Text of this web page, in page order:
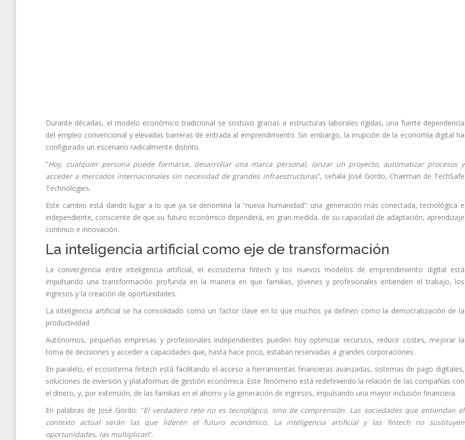
Durante décadas, el modelo económico tradicional se sostuvo gracias a estructuras laborales rígidas, una fuerte dependencia
del empleo convencional y elevadas barreras de entrada al emprendimiento. Sin embargo, la irrupción de la economía digital ha
configurado un escenario radicalmente distinto.
“Hoy, cualquier persona puede formarse, desarrollar una marca personal, lanzar un proyecto, automatizar procesos y
acceder a mercados internacionales sin necesidad de grandes infraestructuras”, señala José Gordo, Chairman de TechSafe
Technologies.
Este cambio está dando lugar a lo que ya se denomina la “nueva humanidad”: una generación más conectada, tecnológica e
independiente, consciente de que su futuro económico dependerá, en gran medida, de su capacidad de adaptación, aprendizaje
continuo e innovación.
La inteligencia artificial como eje de transformación
La convergencia entre inteligencia artificial, el ecosistema fintech y los nuevos modelos de emprendimiento digital está
impulsando una transformación profunda en la manera en que familias, jóvenes y profesionales entienden el trabajo, los
ingresos y la creación de oportunidades.
La inteligencia artificial se ha consolidado como un factor clave en lo que muchos ya definen como la democratización de la
productividad.
Autónomos, pequeñas empresas y profesionales independientes pueden hoy optimizar recursos, reducir costes, mejorar la
toma de decisiones y acceder a capacidades que, hasta hace poco, estaban reservadas a grandes corporaciones.
En paralelo, el ecosistema fintech está facilitando el acceso a herramientas financieras avanzadas, sistemas de pago digitales,
soluciones de inversión y plataformas de gestión económica. Este fenómeno está redefiniendo la relación de las compañías con
el dinero, y, por extensión, de las familias en el ahorro y la generación de ingresos, impulsando una mayor inclusión financiera.
En palabras de José Gordo: “El verdadero reto no es tecnológico, sino de comprensión. Las sociedades que entiendan el
contexto actual serán las que lideren el futuro económico. La inteligencia artificial y las fintech no sustituyen
oportunidades, las multiplican”.